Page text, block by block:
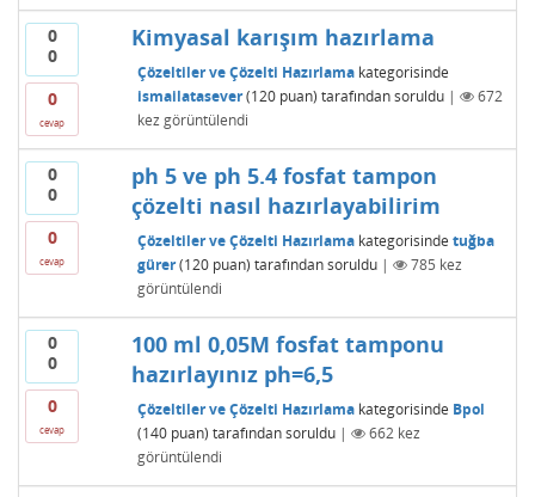
0
0
0
cevap
Kimyasal karışım hazırlama
Çözeltiler ve Çözelti Hazırlamakategorisinde
ismailatasever (120puan) tarafından soruldu |
672
kez görüntülendi
0
0
0
cevap
ph 5 ve ph 5.4 fosfat tampon
çözelti nasıl hazırlayabilirim
Çözeltiler ve Çözelti Hazırlamakategorisinde tuğba
gürer (120puan) tarafından soruldu | 785 kez
görüntülendi
0
0
0
cevap
100 ml 0,05M fosfat tamponu
hazırlayınız ph=6,5
Çözeltiler ve Çözelti Hazırlamakategorisinde Bpol
(140puan) tarafından soruldu | 662kez
görüntülendi